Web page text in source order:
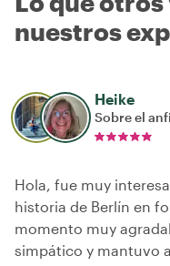
nuestros
Heike
Sobre el
Hola, fue muy
historia de Berlín en
momento muy
simpático y mantuvo